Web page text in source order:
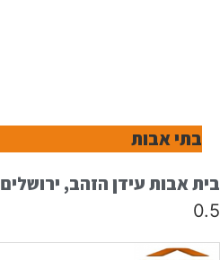
בתי אבות
בית אבות עידן הזהב, ירושלים